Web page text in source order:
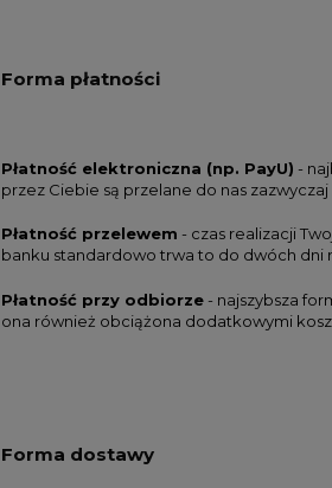
Forma płatności
Płatność elektroniczna (np. PayU) -
przez Ciebie są przelane do nas
Płatność przelewem - czas realizacji
banku standardowo trwa to do dwóch dni
Płatność przy odbiorze - najszybsza
ona również obciążona dodatkowymi
Forma dostawy